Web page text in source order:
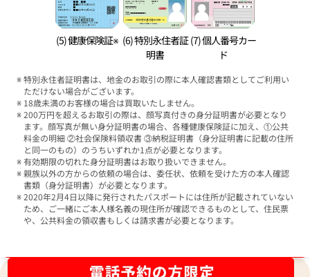
(5) 健康保険証※ (6) 特別永住者証
明書
(7) 個人番号カー
ド
特別永住者証明書は、地金のお取引の際に本人確認書類としてご利用い
ただけない場合がございます。
18歳未満のお客様の場合は買取いたしません。
200万円を超えるお取引の際は、顔写真付きの身分証明書が必要となり
ます。顔写真が無い身分証明書の場合、各種健康保険証に加え、①公共
料金の明細 ②社会保険料領収書 ③納税証明書（身分証明書に記載の住所
と同一のもの）のうちいずれか1点が必要となります。
有効期限の切れた身分証明書はお取り扱いできません。
親族以外の方からの依頼の場合は、委任状、依頼を受けた方の本人確認
書類（身分証明書）が必要となります。
2020年2月4日以降に発行されたパスポートには住所が記載されていない
ため、ご一緒にご本人様名義の現住所が確認できるものとして、住民票
や、公共料金の領収書もしくは請求書が必要となります。